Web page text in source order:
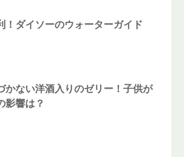
！ダイソーのウォーターガイド
かない洋酒入りのゼリー！子供が
影響は？